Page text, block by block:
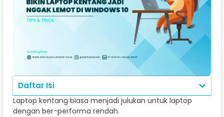
Daftar Isi
Laptop kentang biasa menjadi julukan untuk laptop
dengan ber-performa rendah.